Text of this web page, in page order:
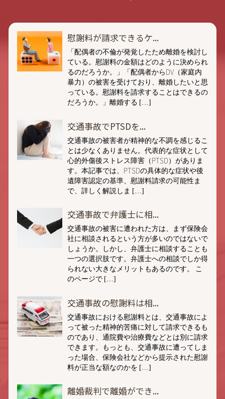
慰謝料が請求できるケ...
「配偶者の不倫が発覚したため離婚を検討し
ている。慰謝料の金額はどのように決められ
るのだろうか。」「配偶者からDV（家庭内
暴力）の被害を受けており、離婚したいと思
っている。慰謝料を請求することはできるの
だろうか。」離婚する […]
交通事故でPTSDを...
交通事故の被害者が精神的な不調を感じるこ
とは少なくありません。代表的な症状として
心的外傷後ストレス障害（PTSD）がありま
す。本記事では、PTSDの具体的な症状や後
遺障害認定の基準、慰謝料請求の可能性ま
で、詳しく解説しま […]
交通事故で弁護士に相...
交通事故の被害に遭われた方は、まず保険会
社に相談されるという方が多いのではないで
しょうか。しかし、弁護士に相談することも
一つの選択肢です。弁護士への相談でしか得
られない大きなメリットもあるのです。 こ
のページで […]
交通事故の慰謝料は相...
交通事故における慰謝料とは、交通事故によ
って被った精神的苦痛に対して請求できるも
のであり、通院費や治療費などとは別に請求
できます。もっとも、交通事故に遭ってしま
った場合、保険会社などから提示された慰謝
料が正当な額なのかを […]
離婚裁判で離婚ができ...